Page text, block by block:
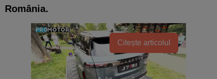
România.
Citește articolul